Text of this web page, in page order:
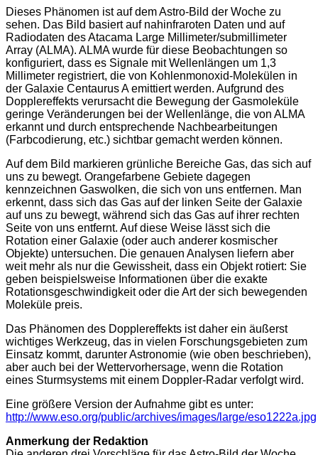
Dieses Phänomen ist auf dem Astro-Bild der Woche zu
sehen. Das Bild basiert auf nahinfraroten Daten und auf
Radiodaten des Atacama Large Millimeter/submillimeter
Array (ALMA). ALMA wurde für diese Beobachtungen so
konfiguriert, dass es Signale mit Wellenlängen um 1,3
Millimeter registriert, die von Kohlenmonoxid-Molekülen in
der Galaxie Centaurus A emittiert werden. Aufgrund des
Dopplereffekts verursacht die Bewegung der Gasmoleküle
geringe Veränderungen bei der Wellenlänge, die von ALMA
erkannt und durch entsprechende Nachbearbeitungen
(Farbcodierung, etc.) sichtbar gemacht werden können.
Auf dem Bild markieren grünliche Bereiche Gas, das sich auf
uns zu bewegt. Orangefarbene Gebiete dagegen
kennzeichnen Gaswolken, die sich von uns entfernen. Man
erkennt, dass sich das Gas auf der linken Seite der Galaxie
auf uns zu bewegt, während sich das Gas auf ihrer rechten
Seite von uns entfernt. Auf diese Weise lässt sich die
Rotation einer Galaxie (oder auch anderer kosmischer
Objekte) untersuchen. Die genauen Analysen liefern aber
weit mehr als nur die Gewissheit, dass ein Objekt rotiert: Sie
geben beispielsweise Informationen über die exakte
Rotationsgeschwindigkeit oder die Art der sich bewegenden
Moleküle preis.
Das Phänomen des Dopplereffekts ist daher ein äußerst
wichtiges Werkzeug, das in vielen Forschungsgebieten zum
Einsatz kommt, darunter Astronomie (wie oben beschrieben),
aber auch bei der Wettervorhersage, wenn die Rotation
eines Sturmsystems mit einem Doppler-Radar verfolgt wird.
Eine größere Version der Aufnahme gibt es unter:
http://www.eso.org/public/archives/images/large/eso1222a.jpg
Anmerkung der Redaktion